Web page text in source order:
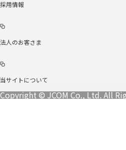
採用情報
法人のお客さま
当サイトについて
Copyright © JCOM Co., Ltd. All